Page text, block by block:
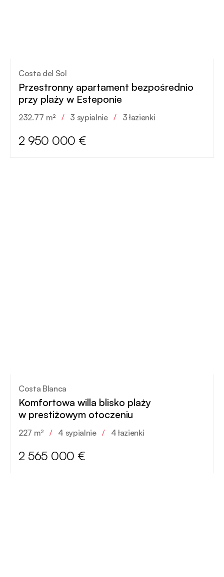
Costa del Sol
Przestronny apartament bezpośrednio
przy plaży w Esteponie
232.77 m² / 3 sypialnie / 3 łazienki
2 950 000 €
Costa Blanca
Komfortowa willa blisko plaży
w prestiżowym otoczeniu
227 m² / 4 sypialnie / 4 łazienki
2 565 000 €